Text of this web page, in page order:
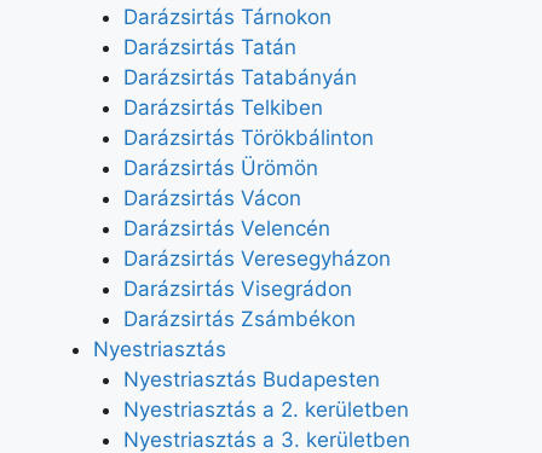
Darázsirtás Tárnokon
Darázsirtás Tatán
Darázsirtás Tatabányán
Darázsirtás Telkiben
Darázsirtás Törökbálinton
Darázsirtás Ürömön
Darázsirtás Vácon
Darázsirtás Velencén
Darázsirtás Veresegyházon
Darázsirtás Visegrádon
Darázsirtás Zsámbékon
Nyestriasztás
Nyestriasztás Budapesten
Nyestriasztás a 2. kerületben
Nyestriasztás a 3. kerületben